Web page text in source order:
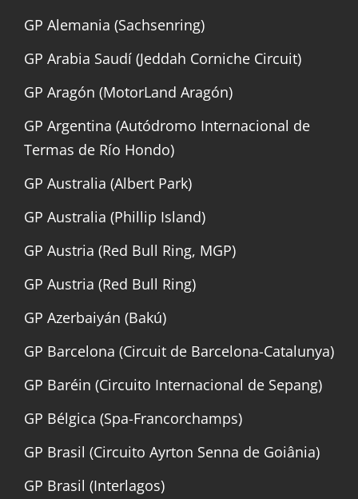
GP Alemania (Sachsenring)
GP Arabia Saudí (Jeddah Corniche Circuit)
GP Aragón (MotorLand Aragón)
GP Argentina (Autódromo Internacional de
Termas de Río Hondo)
GP Australia (Albert Park)
GP Australia (Phillip Island)
GP Austria (Red Bull Ring, MGP)
GP Austria (Red Bull Ring)
GP Azerbaiyán (Bakú)
GP Barcelona (Circuit de Barcelona-Catalunya)
GP Baréin (Circuito Internacional de Sepang)
GP Bélgica (Spa-Francorchamps)
GP Brasil (Circuito Ayrton Senna de Goiânia)
GP Brasil (Interlagos)